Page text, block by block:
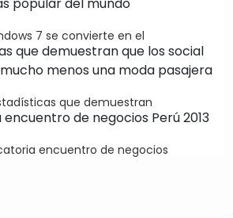
7 se convierte en el
que demuestran
encuentro de negocios